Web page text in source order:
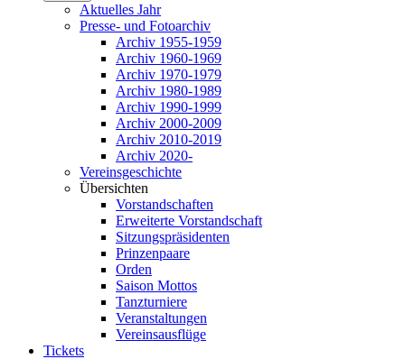
Aktuelles Jahr
Presse- und Fotoarchiv
Archiv 1955-1959
Archiv 1960-1969
Archiv 1970-1979
Archiv 1980-1989
Archiv 1990-1999
Archiv 2000-2009
Archiv 2010-2019
Archiv 2020-
Vereinsgeschichte
Übersichten
Vorstandschaften
Erweiterte Vorstandschaft
Sitzungspräsidenten
Prinzenpaare
Orden
Saison Mottos
Tanzturniere
Veranstaltungen
Vereinsausflüge
Tickets